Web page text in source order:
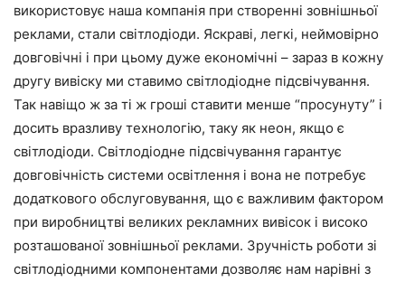
використовує наша компанія при створенні зовнішньої
реклами, стали світлодіоди. Яскраві, легкі, неймовірно
довговічні і при цьому дуже економічні – зараз в кожну
другу вивіску ми ставимо світлодіодне підсвічування.
Так навіщо ж за ті ж гроші ставити менше “просунуту” і
досить вразливу технологію, таку як неон, якщо є
світлодіоди. Світлодіодне підсвічування гарантує
довговічність системи освітлення і вона не потребує
додаткового обслуговування, що є важливим фактором
при виробництві великих рекламних вивісок і високо
розташованої зовнішньої реклами. Зручність роботи зі
світлодіодними компонентами дозволяє нам нарівні з